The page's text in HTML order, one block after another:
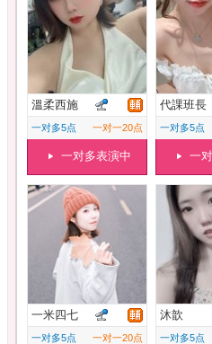
溫柔西施
一对多5点 一对一20点
一对多表演中
代課班長
一对多5点
一
一米四七
一对多5点 一对一20点
沐歆
一对多5点